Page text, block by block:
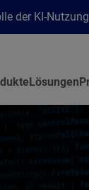
der KI-
Lösungen